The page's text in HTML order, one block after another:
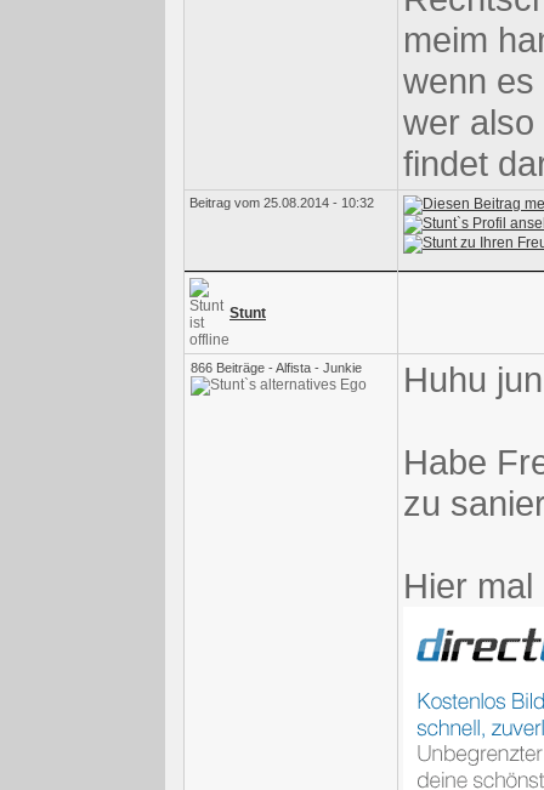
meim
wenn
wer
findet
Beitrag vom 25.08.2014 - 10:32
Stunt
866 Beiträge - Alfista - Junkie Huhu
Habe
zu
Hier